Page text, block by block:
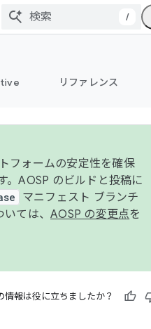
/
リファレンス
フォームの安定性を確保
。AOSP のビルドと投稿に
マニフェスト ブランチ
ては、 AOSP の変更点を
情報は役に立ちましたか？